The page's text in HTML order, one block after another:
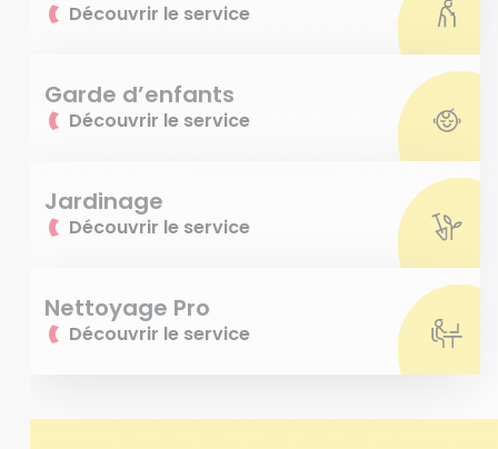
Découvrir le service
Garde d’enfants
Découvrir le service
Jardinage
Découvrir le service
Nettoyage Pro
Découvrir le service